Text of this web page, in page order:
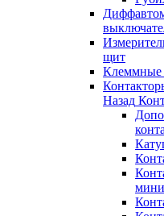
щит
Клеммные
Назад